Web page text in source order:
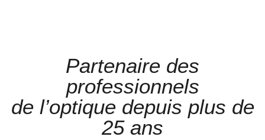
Partenaire des
professionnels
de l’optique depuis plus de
25 ans